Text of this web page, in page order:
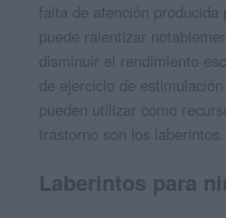
falta de atención producida
puede ralentizar
disminuir el rendimiento
de ejercicio de
pueden utilizar como
trastorno son los laberintos.
Laberintos para